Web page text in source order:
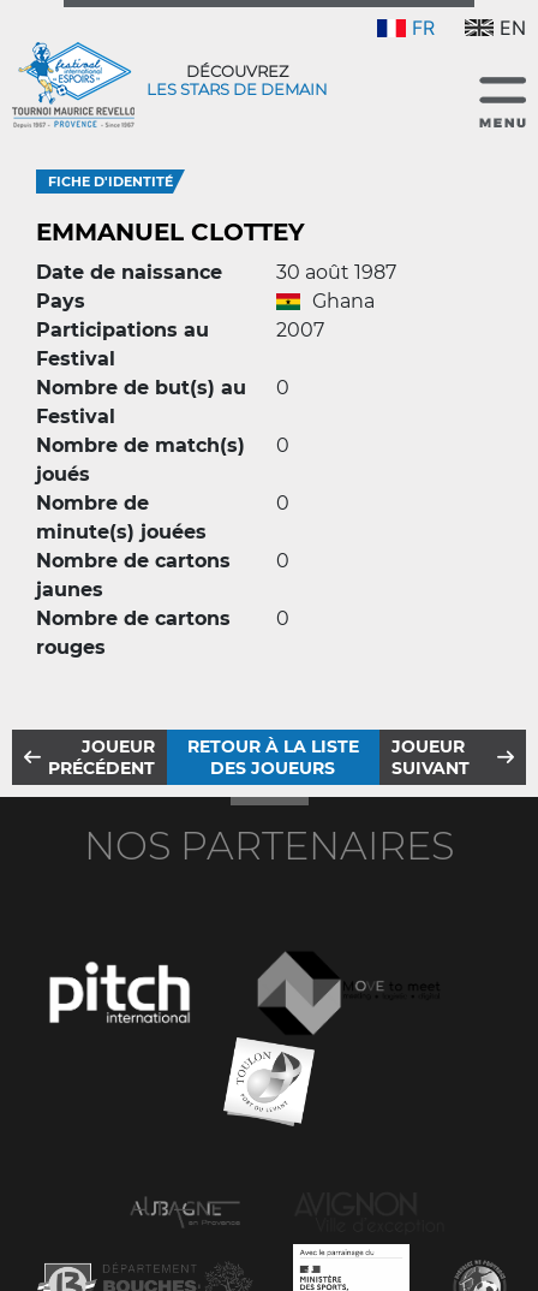
FR EN
DÉCOUVREZ
LES STARS DE DEMAIN
FICHE D'IDENTITÉ
EMMANUEL CLOTTEY
Date de naissance
30 août 1987
Pays
Ghana
Participations au
Festival
2007
Nombre de but(s) au
Festival
0
Nombre de match(s)
joués
0
Nombre de
minute(s) jouées
0
Nombre de cartons
jaunes
0
Nombre de cartons
rouges
0
JOUEUR
PRÉCÉDENT
RETOUR À LA LISTE
DES JOUEURS
JOUEUR
SUIVANT
NOS PARTENAIRES